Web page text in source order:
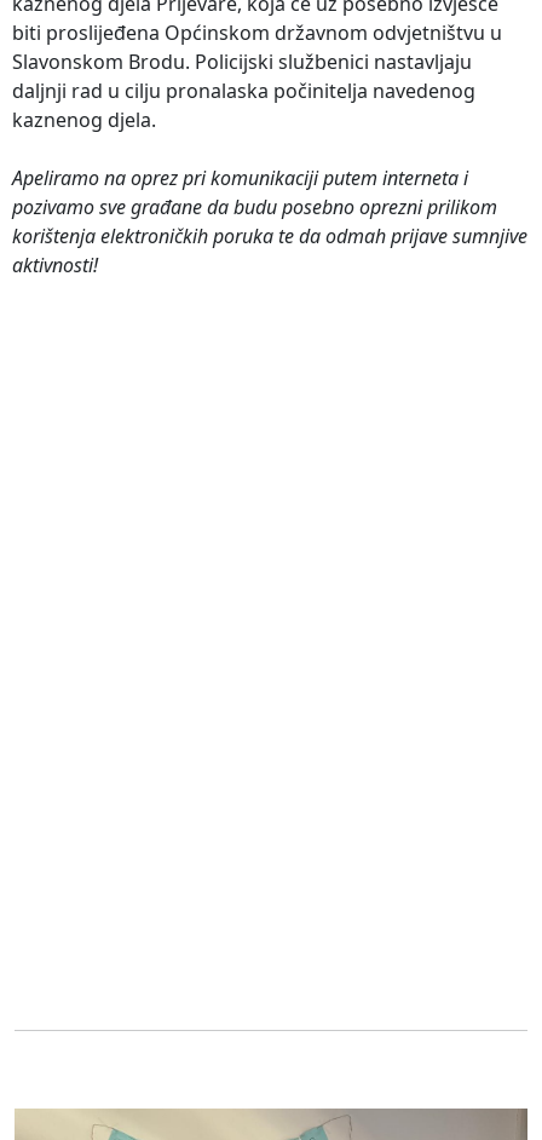
biti proslijeđena Općinskom državnom odvjetništvu u
Slavonskom Brodu. Policijski službenici nastavljaju
daljnji rad u cilju pronalaska počinitelja navedenog
kaznenog djela.
Apeliramo na oprez pri komunikaciji putem interneta i
pozivamo sve građane da budu posebno oprezni prilikom
korištenja elektroničkih poruka te da odmah prijave sumnjive
aktivnosti!